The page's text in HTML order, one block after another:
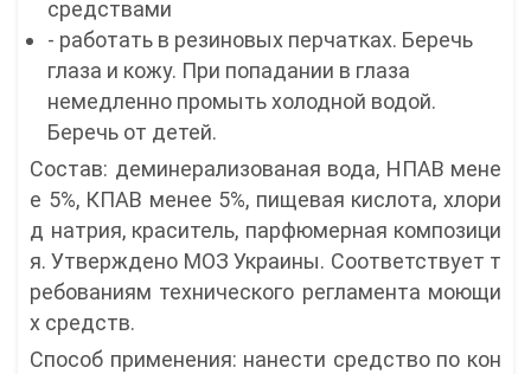
средствами
- работать в резиновых перчатках. Беречь
глаза и кожу. При попадании в глаза
немедленно промыть холодной водой.
Беречь от детей.
Состав: деминерализованая вода, НПАВ мене
е 5%, КПАВ менее 5%, пищевая кислота, хлори
д натрия, краситель, парфюмерная композици
я. Утверждено МОЗ Украины. Соответствует т
ребованиям технического регламента моющи
х средств.
Способ применения: нанести средство по кон